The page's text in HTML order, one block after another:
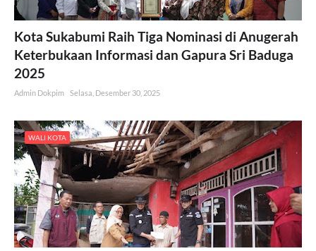
Kota Sukabumi Raih Tiga Nominasi di Anugerah
Keterbukaan Informasi dan Gapura Sri Baduga
2025
Admin Dokpim Selasa, Desember 30, 2025
WALI KOTA